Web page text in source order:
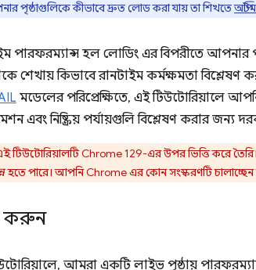
পৃষ্ঠাগুলিকে কীভাবে দ্রুত লোড করা যায় তা শিখতে
পারফরম্যান্স হল লোডিং এর বিপরীতে আপনার
শেখায় কিভাবে রানটাইম কর্মক্ষমতা
মডেলের পরিপ্রেক্ষিতে, এই টিউটোরিয়ালে
এবং নিষ্ক্রিয় পর্যায়গুলি বিশ্লেষণ করার জন্য
টিউটোরিয়ালটি Chrome 129-এর উপর ভিত্তি করে
হতে পারে। আপনি Chrome এর কোন সংস্করণটি
আমরা একটি লাইভ পৃষ্ঠায়